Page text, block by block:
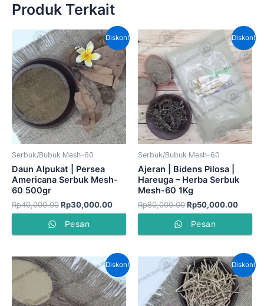
Produk Terkait
Diskon!
Serbuk/Bubuk Mesh-60
Daun Alpukat | Persea
Americana Serbuk Mesh-
60 500gr
Rp40,000.00
Harga
aslinya
adalah:
Rp40,000.00.
Rp30,000.00
Harga
saat
ini
adalah:
Rp30,000.00.
Pesan
Diskon!
Serbuk/Bubuk Mesh-60
Ajeran | Bidens Pilosa |
Hareuga – Herba Serbuk
Mesh-60 1Kg
Rp80,000.00
Harga
aslinya
adalah:
Rp80,000.00.
Rp50,000.00
Harga
saat
ini
Pesan
Diskon!
Harga
aslinya
adalah:
Rp90,000.00.
Harga
saat
ini
adalah:
Rp75,000.00.
Diskon!
Harga
aslinya
adalah:
Rp120,000.00.
Harga
saat
ini